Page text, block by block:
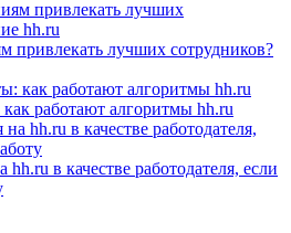
привлекать лучших сотрудников?
работают алгоритмы hh.ru
hh.ru в качестве работодателя, если